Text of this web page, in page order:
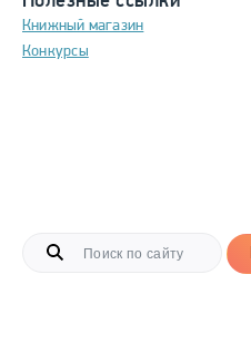
Книжный магазин
Конкурсы